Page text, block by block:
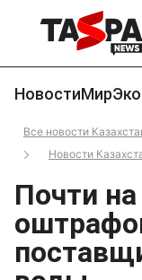
НовостиМир
Все новости
Новости
Почти